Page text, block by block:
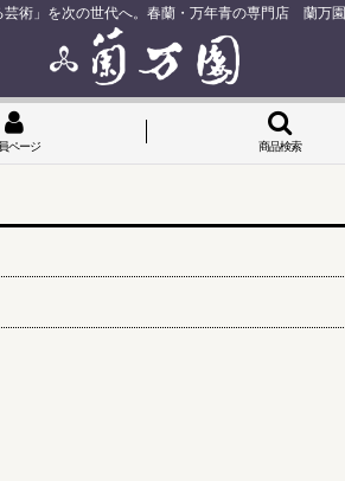
芸術」を次の世代へ。春蘭・万年青の専門店 蘭万園
ページ 商品検索